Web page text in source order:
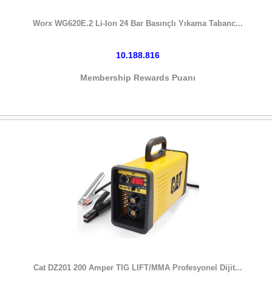
Worx WG620E.2 Li-Ion 24 Bar Basınçlı Yıkama Tabanc...
10.188.816
Membership Rewards Puanı
Cat DZ201 200 Amper TIG LIFT/MMA Profesyonel Dijit...